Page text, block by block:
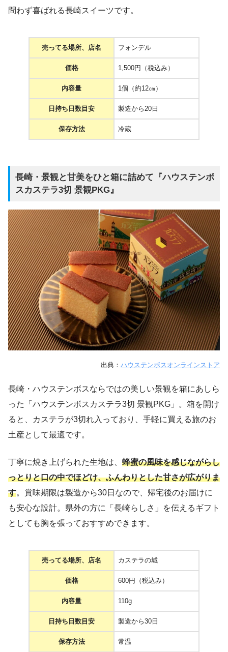
問わず喜ばれる長崎スイーツです。
売ってる場所、店名 フォンデル
価格 1,500円（税込み）
内容量 1個（約12㎝）
日持ち日数目安 製造から20日
保存方法 冷蔵
長崎・景観と甘美をひと箱に詰めて『ハウステンボ
スカステラ3切 景観PKG』
出典： ハウステンボスオンラインストア
長崎・ハウステンボスならではの美しい景観を箱にあしら
った「ハウステンボスカステラ3切 景観PKG」。箱を開け
ると、カステラが3切れ入っており、手軽に買える旅のお
土産として最適です。
丁寧に焼き上げられた生地は、 蜂蜜の風味を感じながらし
っとりと口の中でほどけ、ふんわりとした甘さが広がりま
す。賞味期限は製造から30日なので、帰宅後のお届けに
も安心な設計。県外の方に「長崎らしさ」を伝えるギフト
としても胸を張っておすすめできます。
売ってる場所、店名 カステラの城
価格 600円（税込み）
内容量 110g
日持ち日数目安 製造から30日
保存方法 常温